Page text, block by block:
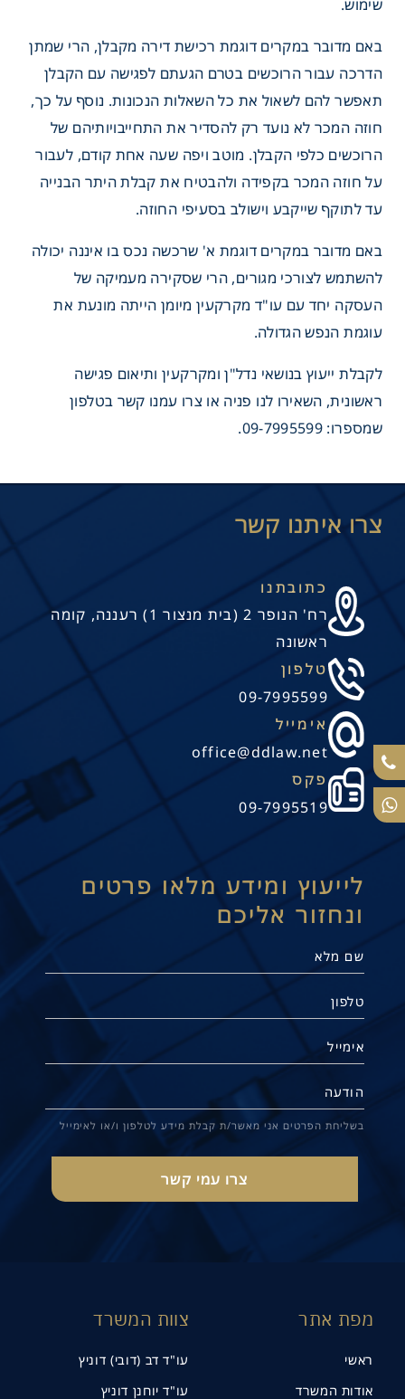
להימנע מתרחיש שכזה?
שימוש.
באם מדובר במקרים דוגמת רכישת דירה מקבלן, הרי שמתן
הדרכה עבור הרוכשים בטרם הגעתם לפגישה עם הקבלן
תאפשר להם לשאול את כל השאלות הנכונות. נוסף על כך,
חוזה המכר לא נועד רק להסדיר את התחייבויותיהם של
הרוכשים כלפי הקבלן. מוטב ויפה שעה אחת קודם, לעבור
על חוזה המכר בקפידה ולהבטיח את קבלת היתר הבנייה
עד לתוקף שייקבע וישולב בסעיפי החוזה.
באם מדובר במקרים דוגמת א' שרכשה נכס בו איננה יכולה
להשתמש לצורכי מגורים, הרי שסקירה מעמיקה של
העסקה יחד עם עו"ד מקרקעין מיומן הייתה מונעת את
עוגמת הנפש הגדולה.
לקבלת ייעוץ בנושאי נדל"ן ומקרקעין ותיאום פגישה
ראשונית, השאירו לנו פניה או צרו עמנו קשר בטלפון
שמספרו: 09-7995599.
קשר
כתובתנו
רח' הנופר 2 (בית מנצור 1) רעננה, קומה
ראשונה
טלפון
09-7995599
אימייל
office@ddlaw.net
פקס
09-7995519
לייעוץ ומידע מלאו פרטים
ונחזור אליכם
בשליחת הפרטים אני מאשר/ת קבלת מידע לטלפון ו/או לאימייל
מפת אתר
ראשי
אודות המשרד
צוות המשרד
עו"ד דב (דובי) דוניץ
עו"ד יוחנן דוניץ